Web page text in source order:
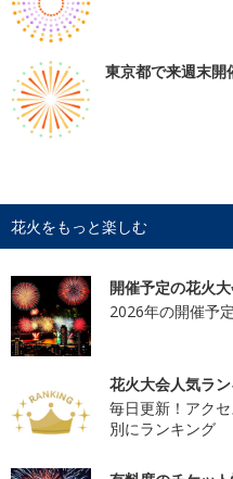
東京都で来週末開
花火をもっと楽しむ
開催予定の花火
2026年の開催予
花火大会人気ラ
毎日更新！アク
別にランキング